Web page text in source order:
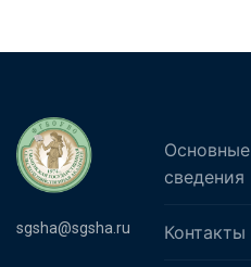
sgsha@sgsha.ru
Основные
сведения
Контакты